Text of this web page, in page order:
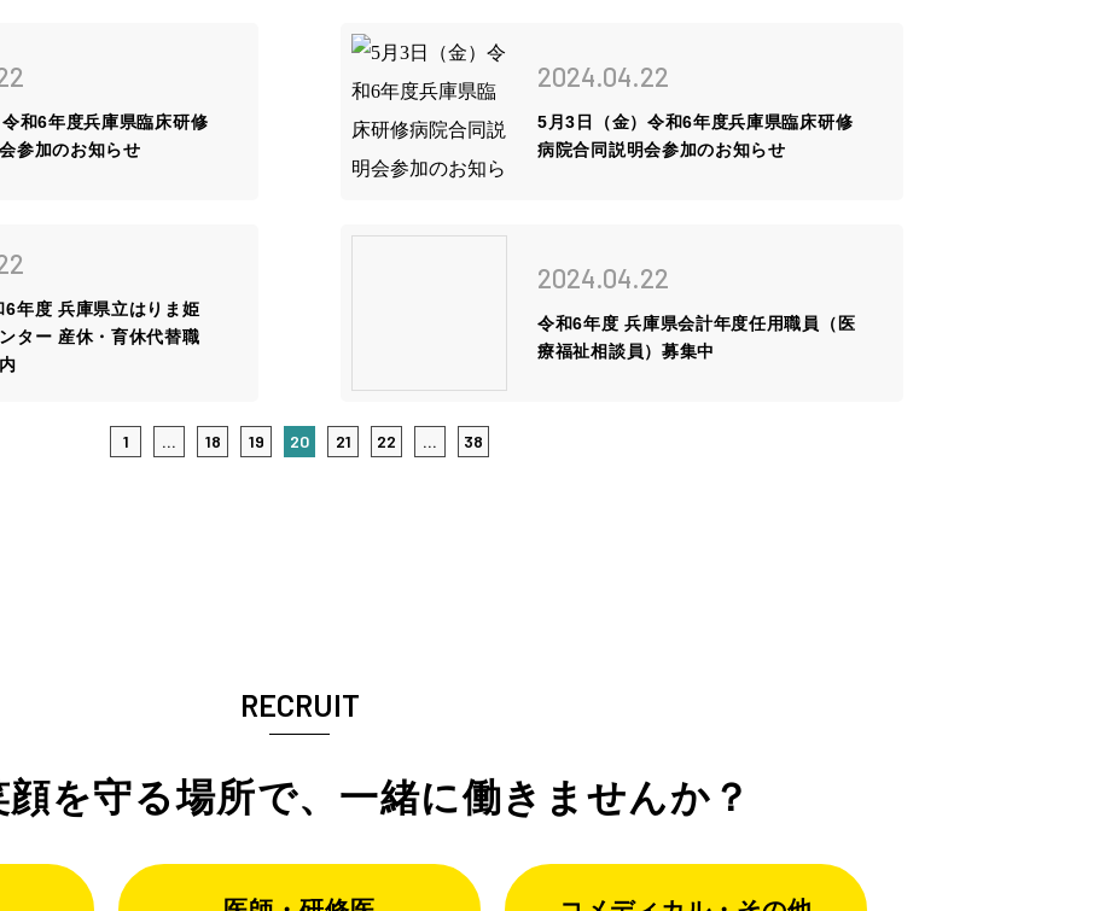
実習・研修
和6年度兵庫県臨床研修
参加のお知らせ
2024.04.22
5月3日（金）令和6年度兵庫県臨床研修
病院合同説明会参加のお知らせ
6年度 兵庫県立はりま姫
ター 産休・育休代替職
2024.04.22
令和6年度 兵庫県会計年度任用職員（医
療福祉相談員）募集中
1 ... 18 19 20 21 22 ... 38
RECRUIT
を守る場所で、 一緒に働きませんか？